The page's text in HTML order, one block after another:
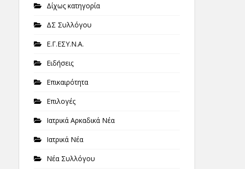
Δίχως κατηγορία
ΔΣ Συλλόγου
Ε.Γ.ΕΣΥ.Ν.Α.
Ειδήσεις
Επικαιρότητα
Επιλογές
Ιατρικά Αρκαδικά Νέα
Ιατρικά Νέα
Νέα Συλλόγου